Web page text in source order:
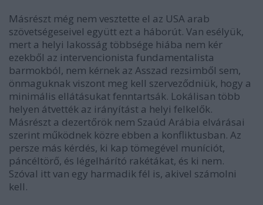
Másrészt még nem vesztette el az USA arab
szövetségeseivel együtt ezt a háborút. Van esélyük,
mert a helyi lakosság többsége hiába nem kér
ezekből az intervencionista fundamentalista
barmokból, nem kérnek az Asszad rezsimből sem,
önmaguknak viszont meg kell szerveződniük, hogy a
minimális ellátásukat fenntartsák. Lokálisan több
helyen átvették az irányítást a helyi felkelők.
Másrészt a dezertőrök nem Szaúd Arábia elvárásai
szerint működnek közre ebben a konfliktusban. Az
persze más kérdés, ki kap tömegével muníciót,
páncéltörő, és légelhárító rakétákat, és ki nem.
Szóval itt van egy harmadik fél is, akivel számolni
kell.